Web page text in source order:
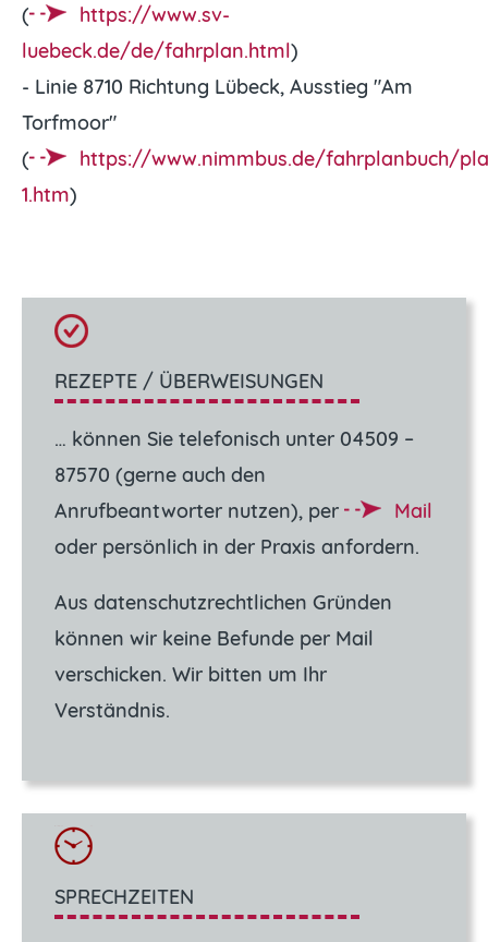
(
https://www.sv-
luebeck.de/de/fahrplan.html)
- Linie 8710 Richtung Lübeck, Ausstieg "Am
Torfmoor"
(
https://www.nimmbus.de/fahrplanbuch/
1.htm)
REZEPTE / ÜBERWEISUNGEN
… können Sie telefonisch unter 04509 –
87570 (gerne auch den
Anrufbeantworter nutzen), per
Mail
oder persönlich in der Praxis anfordern.
Aus datenschutzrechtlichen Gründen
können wir keine Befunde per Mail
verschicken. Wir bitten um Ihr
Verständnis.
SPRECHZEITEN